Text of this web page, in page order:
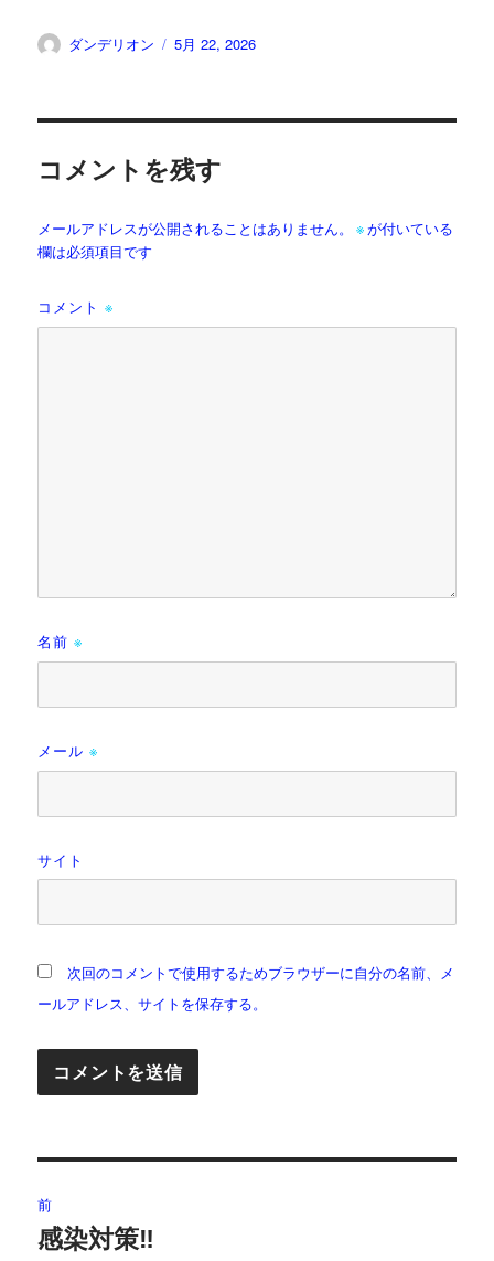
投
ダンデリオン
投
5月 22, 2026
コメントを残す
メールアドレスが公開されることはありません。 ※が付いている
欄は必須項目です
コメント※
名前※
メール※
サイト
次回のコメントで使用するためブラウザーに自分の名前、メ
ールアドレス、サイトを保存する。
稿
前
前
感染対策‼️